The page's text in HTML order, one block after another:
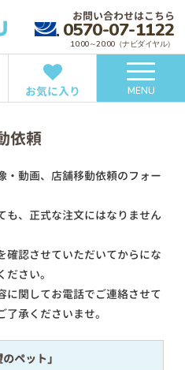
お問い合わせはこちら
0570-07-1122
10:00～20:00（ナビダイヤル）
お気に入り MENU
依頼
・動画、店舗移動依頼のフォー
も、正式な注文にはなりません
確認させていただいてからにな
さい。
に関してお電話でご連絡させて
承くださいませ。
のペット」